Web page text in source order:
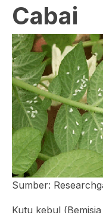
Cabai
Sumber:
Kutu kebul (